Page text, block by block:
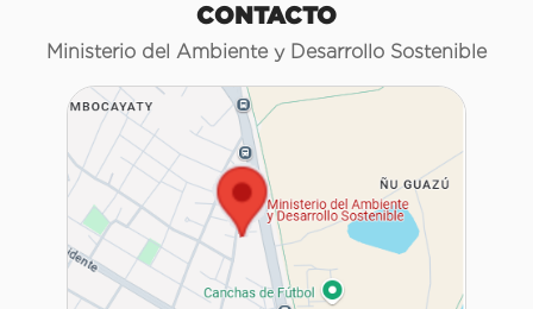
CONTACTO
Ministerio del Ambiente y Desarrollo Sostenible